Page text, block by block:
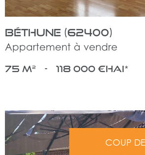
Béthune (62400)
Appartement à vendre
75 m² - 118 000 €HAI*
COUP